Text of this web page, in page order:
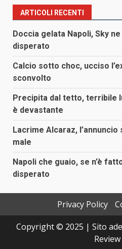
ARTICOLI RECENTI
Doccia gelata Napoli, Sky
disperato
Calcio sotto choc, ucciso
sconvolto
Precipita dal tetto, terribile
è devastante
Lacrime Alcaraz, l’annuncio
male
Napoli che guaio, se n’è
disperato
Privacy Policy
Copyright © 2025 | Sito